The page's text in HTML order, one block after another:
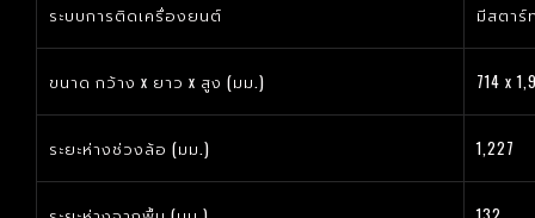
ระบบการติดเครื่องยนต์ มีสตาร์
ขนาด กว้าง x ยาว x สูง (มม.) 714 x
ระยะห่างช่วงล้อ (มม.) 1,227